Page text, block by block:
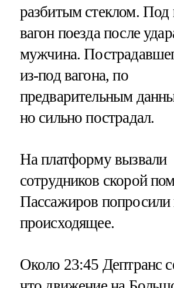
разбитым стеклом. Под
вагон поезда после
мужчина.
из-под вагона, по
предварительным
но сильно пострадал.
На платформу вызвали
сотрудников скорой
Пассажиров попросили
происходящее.
Около 23:45 Дептранс